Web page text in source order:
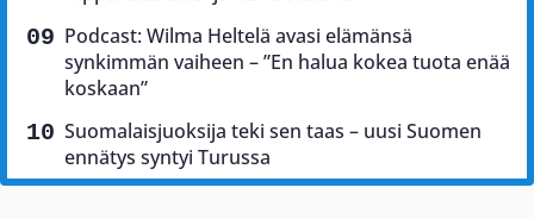
Podcast: Wilma Heltelä avasi elämänsä
synkimmän vaiheen – ”En halua kokea tuota enää
koskaan”
Suomalaisjuoksija teki sen taas – uusi Suomen
ennätys syntyi Turussa